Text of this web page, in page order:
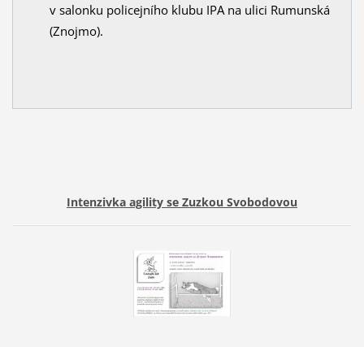
v salonku policejního klubu IPA na ulici Rumunská
(Znojmo).
Intenzivka agility se Zuzkou Svobodovou